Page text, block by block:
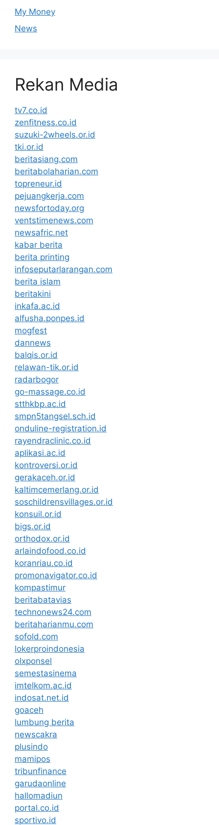
My Money
News
Rekan Media
tv7.co.id
zenfitness.co.id
suzuki-2wheels.or.id
tki.or.id
beritasiang.com
beritabolaharian.com
topreneur.id
pejuangkerja.com
newsfortoday.org
ventstimenews.com
newsafric.net
kabar berita
berita printing
infoseputarlarangan.com
berita islam
beritakini
inkafa.ac.id
alfusha.ponpes.id
mogfest
dannews
balqis.or.id
relawan-tik.or.id
radarbogor
go-massage.co.id
stthkbp.ac.id
smpn5tangsel.sch.id
onduline-registration.id
rayendraclinic.co.id
aplikasi.ac.id
kontroversi.or.id
gerakaceh.or.id
kaltimcemerlang.or.id
soschildrensvillages.or.id
konsuil.or.id
bigs.or.id
orthodox.or.id
arlaindofood.co.id
koranriau.co.id
promonavigator.co.id
kompastimur
beritabatavias
technonews24.com
beritaharianmu.com
sofold.com
lokerproindonesia
olxponsel
semestasinema
imtelkom.ac.id
indosat.net.id
goaceh
lumbung berita
newscakra
plusindo
mamipos
tribunfinance
garudaonline
hallomadiun
portal.co.id
sportivo.id